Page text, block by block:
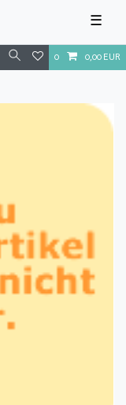
☰
0 0,00 EUR